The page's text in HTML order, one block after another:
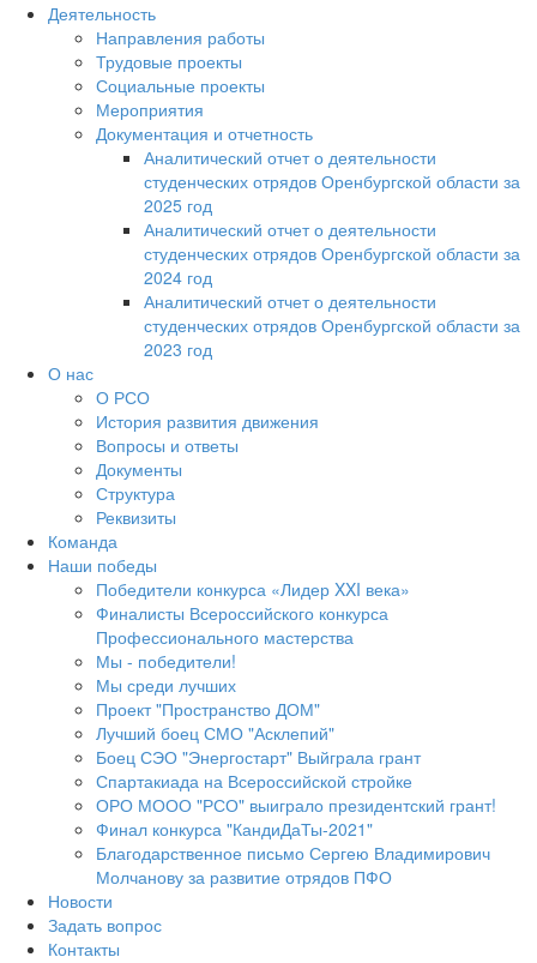
Деятельность
Направления работы
Трудовые проекты
Социальные проекты
Мероприятия
Документация и отчетность
Аналитический отчет о деятельности
студенческих отрядов Оренбургской области за
2025 год
Аналитический отчет о деятельности
студенческих отрядов Оренбургской области за
2024 год
Аналитический отчет о деятельности
студенческих отрядов Оренбургской области за
2023 год
О нас
О РСО
История развития движения
Вопросы и ответы
Документы
Структура
Реквизиты
Команда
Наши победы
Победители конкурса «Лидер XXI века»
Финалисты Всероссийского конкурса
Профессионального мастерства
Мы - победители!
Мы среди лучших
Проект "Пространство ДОМ"
Лучший боец СМО "Асклепий"
Боец СЭО "Энергостарт" Выйграла грант
Спартакиада на Всероссийской стройке
ОРО МООО "РСО" выиграло президентский грант!
Финал конкурса "КандиДаТы-2021"
Благодарственное письмо Сергею Владимирович
Молчанову за развитие отрядов ПФО
Новости
Задать вопрос
Контакты